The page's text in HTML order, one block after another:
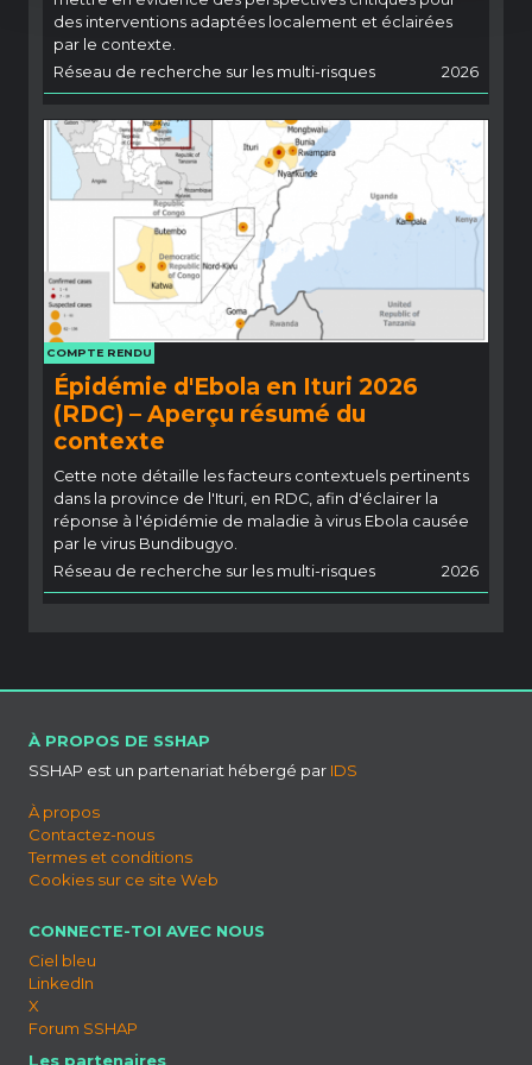
des interventions adaptées localement et éclairées
par le contexte.
Réseau de recherche sur les multi-risques
2026
COMPTE RENDU
Épidémie d'Ebola en Ituri 2026
(RDC) – Aperçu résumé du
contexte
Cette note détaille les facteurs contextuels pertinents
dans la province de l'Ituri, en RDC, afin d'éclairer la
réponse à l'épidémie de maladie à virus Ebola causée
par le virus Bundibugyo.
Réseau de recherche sur les multi-risques
2026
À PROPOS DE SSHAP
SSHAP est un partenariat hébergé par IDS
À propos
Contactez-nous
Termes et conditions
Cookies sur ce site Web
CONNECTE-TOI AVEC NOUS
Ciel bleu
LinkedIn
X
Forum SSHAP
Les partenaires